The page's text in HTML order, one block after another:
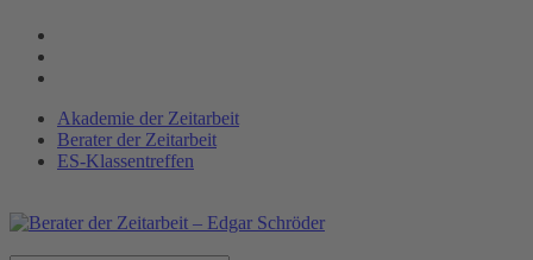
Akademie der Zeitarbeit
Berater der Zeitarbeit
ES-Klassentreffen